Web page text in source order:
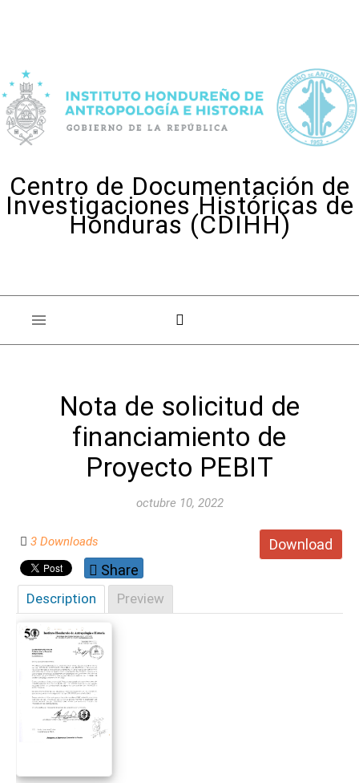
Centro de Documentación de
Investigaciones Históricas de
Honduras (CDIHH)
Nota de solicitud de
financiamiento de
Proyecto PEBIT
octubre 10, 2022
Download
3 Downloads
Share
Description Preview